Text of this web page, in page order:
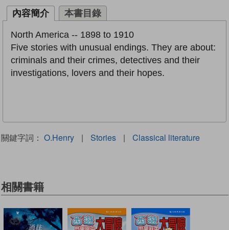
內容簡介 本書目錄
North America -- 1898 to 1910
Five stories with unusual endings. They are about:
criminals and their crimes, detectives and their
investigations, lovers and their hopes.
關鍵字詞： O.Henry | Stories | Classical literature
相關書籍